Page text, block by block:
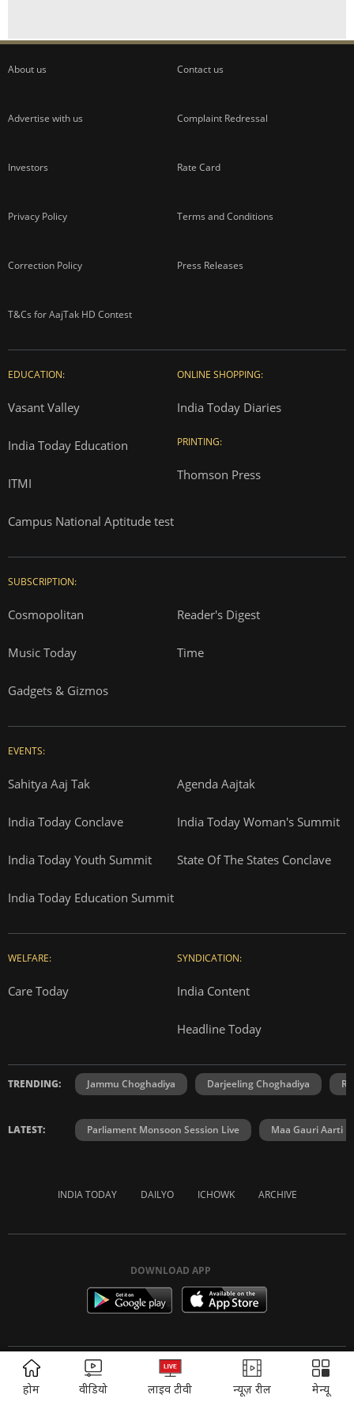
ADVERTISEMENT
About us Contact us
Advertise with us Complaint Redressal
Investors Rate Card
Privacy Policy Terms and Conditions
Correction Policy Press Releases
T&Cs for AajTak HD Contest
EDUCATION:
Vasant Valley
India Today Education
ITMI
Campus National Aptitude test
ONLINE SHOPPING:
India Today Diaries
PRINTING:
Thomson Press
SUBSCRIPTION:
Cosmopolitan Reader's Digest
Music Today Time
Gadgets & Gizmos
EVENTS:
Sahitya Aaj Tak Agenda Aajtak
India Today Conclave India Today Woman's Summit
India Today Youth Summit State Of The States Conclave
India Today Education Summit
WELFARE:
Care Today
SYNDICATION:
India Content
Headline Today
TRENDING: Jammu Choghadiya Darjeeling Choghadiya
LATEST: Parliament Monsoon Session Live Maa Gauri Aarti
INDIA TODAY DAILYO ICHOWK ARCHIVE
DOWNLOAD APP
FOLLOW US ON
होम वीडियो लाइव टीवी न्यूज़ रील मेन्यू